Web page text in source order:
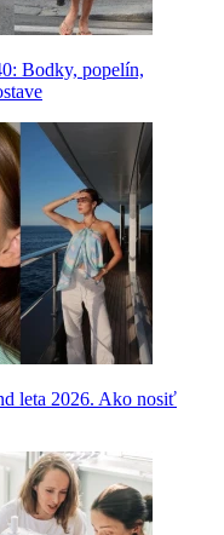
Bodky, popelín,
leta 2026. Ako nosiť